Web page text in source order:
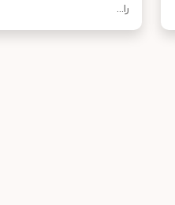
را...